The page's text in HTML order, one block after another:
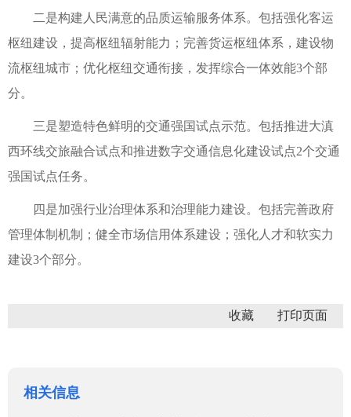
二是构建人民满意的品质运输服务体系。包括强化客运
枢纽建设，提高枢纽辐射能力；完善货运枢纽体系，建设物
流枢纽城市；优化枢纽交通衔接，发挥综合一体效能3个部
分。
三是塑造特色鲜明的交通强国试点示范。包括推进大滇
西环线交旅融合试点和推进数字交通信息化建设试点2个交通
强国试点任务。
四是加强行业治理体系和治理能力建设。包括完善政府
管理体制机制；健全市场信用体系建设；强化人才和软实力
建设3个部分。
收藏
相关信息